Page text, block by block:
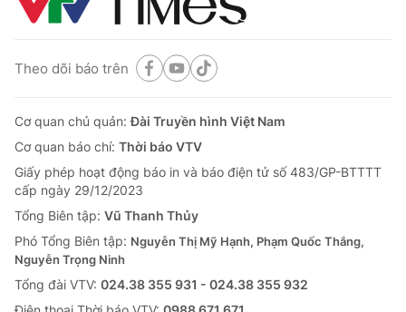
Theo dõi báo trên
Cơ quan chủ quản:Đài Truyền hình Việt Nam
Cơ quan báo chí: Thời báo VTV
Giấy phép hoạt động báo in và báo điện tử số 483/GP-BTTTT
cấp ngày 29/12/2023
Tổng Biên tập: Vũ Thanh Thủy
Phó Tổng Biên tập: Nguyễn Thị Mỹ Hạnh, Phạm Quốc Thắng,
Nguyễn Trọng Ninh
Tổng đài VTV: 024.38 355 931 - 024.38 355 932